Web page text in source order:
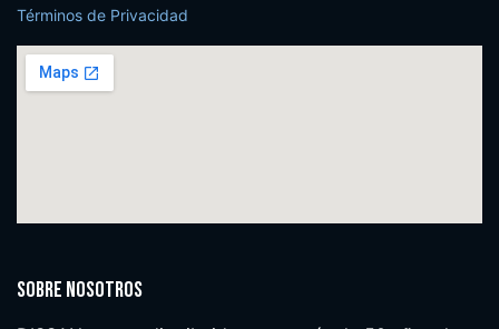
Términos de Privacidad
Sobre nosotros